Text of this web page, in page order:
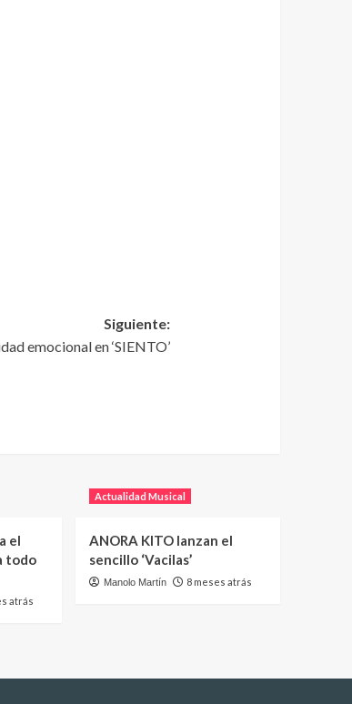
Siguiente:
emocional en ‘SIENTO’
el
todo
atrás
Actualidad Musical
ANORA KITO lanzan el
sencillo ‘Vacilas’
Manolo Martín 8 meses atrás